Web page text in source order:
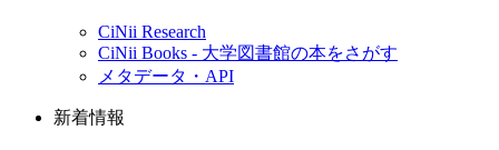
CiNii Research
CiNii Books - 大学図書館の本をさがす
メタデータ・API
新着情報